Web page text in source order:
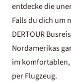
entdecke die
Falls du dich um
DERTOUR
Nordamerikas
im
per Flugzeug.